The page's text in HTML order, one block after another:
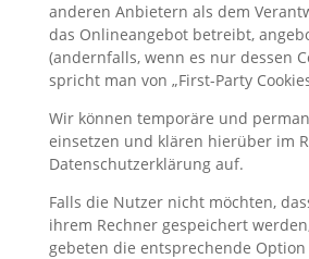
anderen Anbietern als dem
das Onlineangebot betreibt,
(andernfalls, wenn es nur dessen
spricht man von „First-Party
Wir können temporäre und
einsetzen und klären hierüber im
Datenschutzerklärung auf.
Falls die Nutzer nicht möchten,
ihrem Rechner gespeichert
gebeten die entsprechende